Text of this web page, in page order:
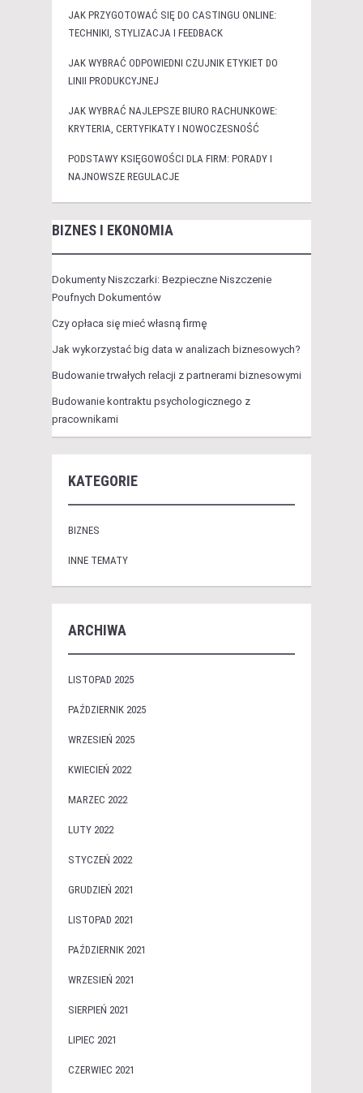
JAK PRZYGOTOWAĆ SIĘ DO CASTINGU ONLINE:
TECHNIKI, STYLIZACJA I FEEDBACK
JAK WYBRAĆ ODPOWIEDNI CZUJNIK ETYKIET DO
LINII PRODUKCYJNEJ
JAK WYBRAĆ NAJLEPSZE BIURO RACHUNKOWE:
KRYTERIA, CERTYFIKATY I NOWOCZESNOŚĆ
PODSTAWY KSIĘGOWOŚCI DLA FIRM: PORADY I
NAJNOWSZE REGULACJE
BIZNES I EKONOMIA
Dokumenty Niszczarki: Bezpieczne Niszczenie
Poufnych Dokumentów
Czy opłaca się mieć własną firmę
Jak wykorzystać big data w analizach biznesowych?
Budowanie trwałych relacji z partnerami biznesowymi
Budowanie kontraktu psychologicznego z
pracownikami
KATEGORIE
BIZNES
INNE TEMATY
ARCHIWA
LISTOPAD 2025
PAŹDZIERNIK 2025
WRZESIEŃ 2025
KWIECIEŃ 2022
MARZEC 2022
LUTY 2022
STYCZEŃ 2022
GRUDZIEŃ 2021
LISTOPAD 2021
PAŹDZIERNIK 2021
WRZESIEŃ 2021
SIERPIEŃ 2021
LIPIEC 2021
CZERWIEC 2021